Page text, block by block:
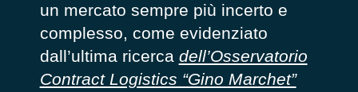
un mercato sempre più incerto e
complesso, come evidenziato
dall’ultima ricerca dell’Osservatorio
Contract Logistics “Gino Marchet”